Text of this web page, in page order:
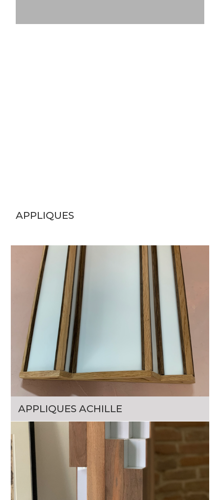
APPLIQUES
APPLIQUES ACHILLE